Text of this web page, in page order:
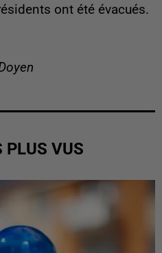
ont été évacués.
PLUS VUS